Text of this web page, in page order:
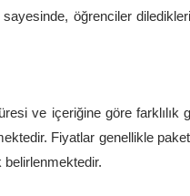
öğrenciler
ve içeriğine göre farklılık
Fiyatlar genellikle
belirlenmektedir.